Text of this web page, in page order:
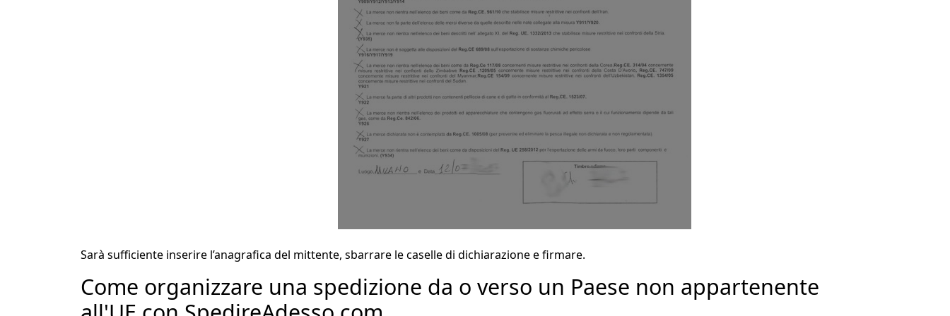
Sarà sufficiente inserire l’anagrafica del mittente, sbarrare le caselle di dichiarazione e firmare.
Come organizzare una spedizione da o verso un Paese non appartenente